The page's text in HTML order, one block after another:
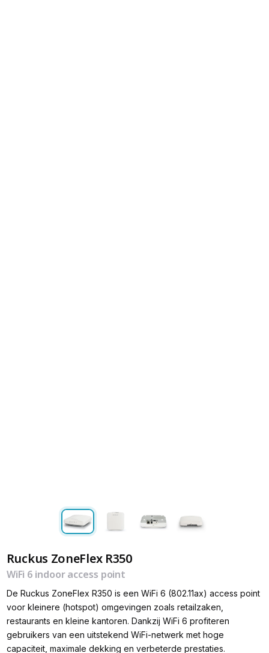
Ruckus ZoneFlex R350
WiFi 6 indoor access point
De Ruckus ZoneFlex R350 is een WiFi 6 (802.11ax) access point
voor kleinere (hotspot) omgevingen zoals retailzaken,
restaurants en kleine kantoren. Dankzij WiFi 6 profiteren
gebruikers van een uitstekend WiFi-netwerk met hoge
capaciteit, maximale dekking en verbeterde prestaties.